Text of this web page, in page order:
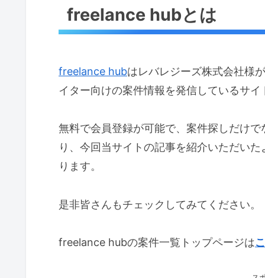
freelance hubとは
freelance hubはレバレジーズ株式会社様
イター向けの案件情報を発信しているサイ
無料で会員登録が可能で、案件探しだけ
り、今回当サイトの記事を紹介いただい
ります。
是非皆さんもチェックしてみてください。
freelance hubの案件一覧トップページは